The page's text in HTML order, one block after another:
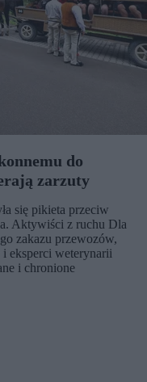
do
zarzuty
się pikieta przeciw
Aktywiści z ruchu Dla
zakazu przewozów,
eksperci weterynarii
i chronione